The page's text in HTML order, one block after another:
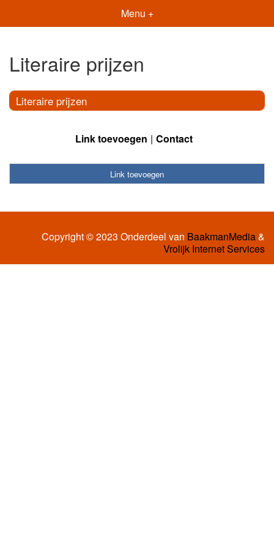
Menu +
Literaire prijzen
Literaire prijzen
Link toevoegen Contact
Link toevoegen
Copyright © 2023 Onderdeel van BaakmanMedia&
Vrolijk Internet Services